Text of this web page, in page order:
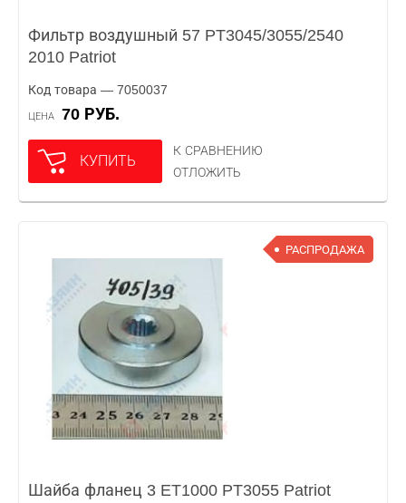
Фильтр воздушный 57 PT3045/3055/2540
2010 Patriot
Код товара — 7050037
ЦЕНА 70 РУБ.
КУПИТЬ
К СРАВНЕНИЮ
ОТЛОЖИТЬ
РАСПРОДАЖА
Шайба фланец 3 ET1000 PT3055 Patriot